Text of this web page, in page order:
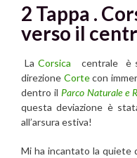
2 Tappa .
verso il
LaCorsica centrale è
direzione Cortecon
dentro il Parco Naturale e
questa deviazione è
all’arsura estiva!
Mi ha incantato la quiete